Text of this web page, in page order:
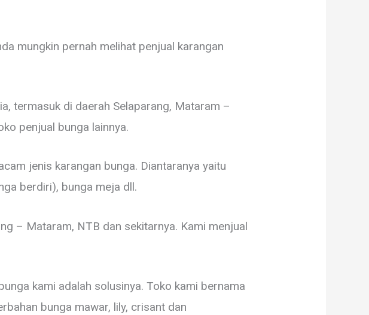
mungkin pernah melihat penjual karangan
termasuk di daerah Selaparang, Mataram –
penjual bunga lainnya.
jenis karangan bunga. Diantaranya yaitu
berdiri), bunga meja dll.
– Mataram, NTB dan sekitarnya. Kami menjual
kami adalah solusinya. Toko kami bernama
bunga mawar, lily, crisant dan